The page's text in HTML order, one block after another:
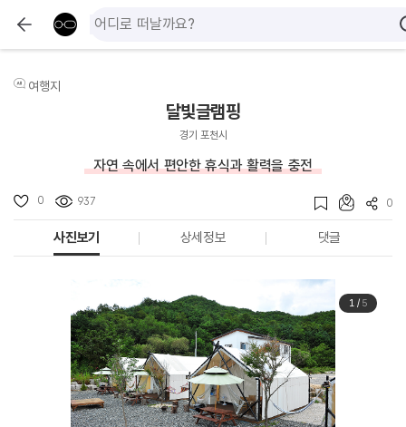
여행지
달빛글램핑
경기 포천시
자연 속에서 편안한 휴식과 활력을 충전
0 937 0
사진보기 상세정보 댓글
1/ 5